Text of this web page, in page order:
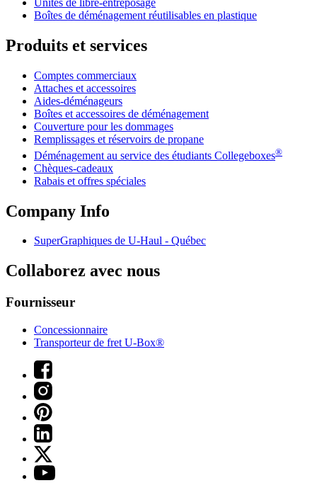
Unités de libre-entreposage
Boîtes de déménagement réutilisables en plastique
Produits et services
Comptes commerciaux
Attaches et accessoires
Aides-déménageurs
Boîtes et accessoires de déménagement
Couverture pour les dommages
Remplissages et réservoirs de propane
Déménagement au service des étudiants Collegeboxes®
Chèques-cadeaux
Rabais et offres spéciales
Company Info
SuperGraphiques de U-Haul - Québec
Collaborez avec nous
Fournisseur
Concessionnaire
Transporteur de fret U-Box®